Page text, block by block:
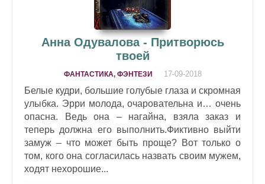
Анна Одувалова - Притворюсь
твоей
ФАНТАСТИКА, ФЭНТЕЗИ 17-09-2018
Белые кудри, большие голубые глаза и скромная
улыбка. Эрри молода, очаровательна и… очень
опасна. Ведь она – нагайна, взяла заказ и
теперь должна его выполнить.Фиктивно выйти
замуж – что может быть проще? Вот только о
том, кого она согласилась назвать своим мужем,
ходят нехорошие...